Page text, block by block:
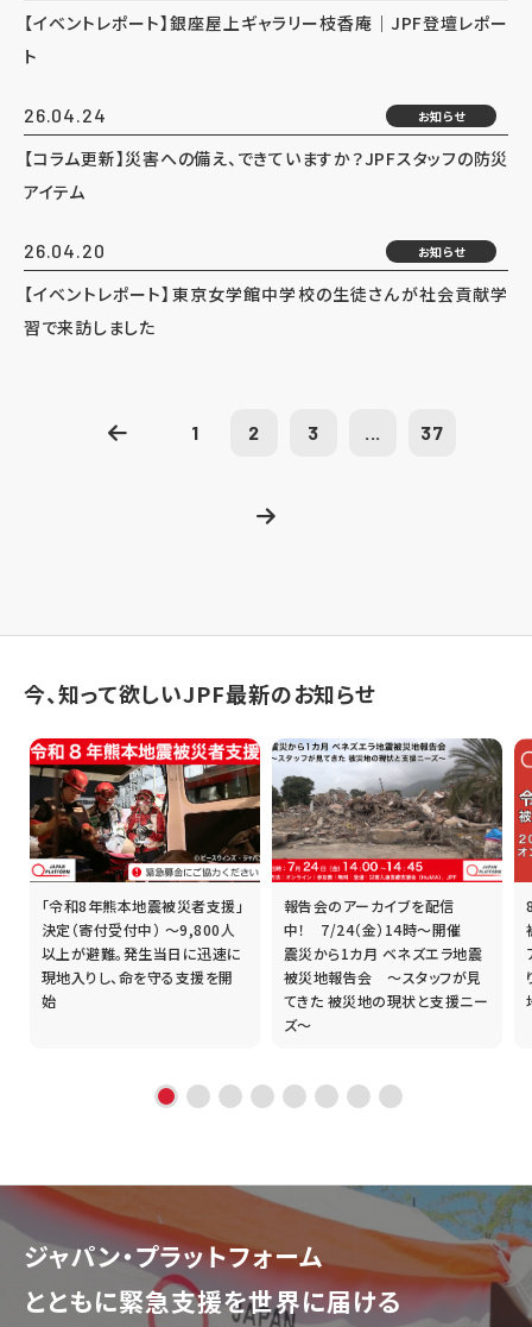
【イベントレポート】銀座屋上ギャラリー枝香庵｜JPF登壇レポー
ト
26.04.24 お知らせ
【コラム更新】災害への備え、できていますか？JPFスタッフの防災
アイテム
26.04.20 お知らせ
【イベントレポート】東京女学館中学校の生徒さんが社会貢献学
習で来訪しました
1 2 3 ... 37
今、知って欲しいJPF最新のお知らせ
「令和8年熊本地震被災者支援」
決定（寄付受付中） ～9,800人
以上が避難。発生当日に迅速に
現地入りし、命を守る支援を開
始
報告会のアーカイブを配信
中！ 7/24（金）14時～開催
震災から1カ月 ベネズエラ地震
被災地報告会 ～スタッフが見
てきた 被災地の現状と支援ニー
ズ～
ジャパン・プラットフォーム
とともに緊急支援を世界に届ける